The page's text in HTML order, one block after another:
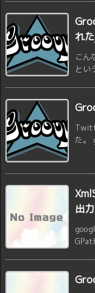
れ
こん
とい
た。
出